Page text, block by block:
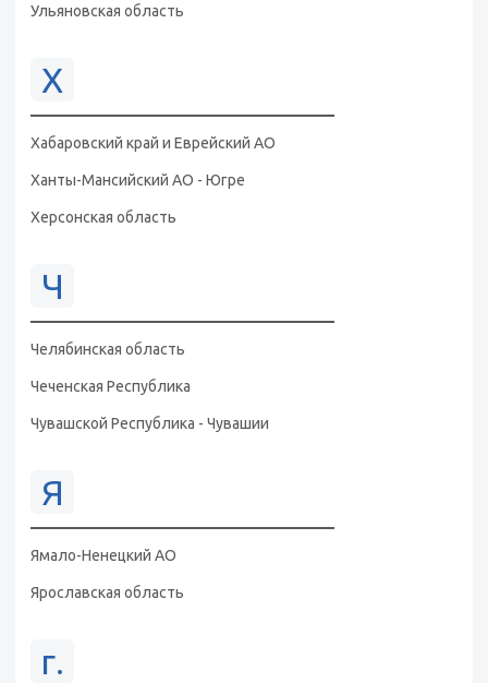
Ульяновская область
Х
Хабаровский край и Еврейский АО
Ханты-Мансийский АО - Югре
Херсонская область
Ч
Челябинская область
Чеченская Республика
Чувашской Республика - Чувашии
Я
Ямало-Ненецкий АО
Ярославская область
г.